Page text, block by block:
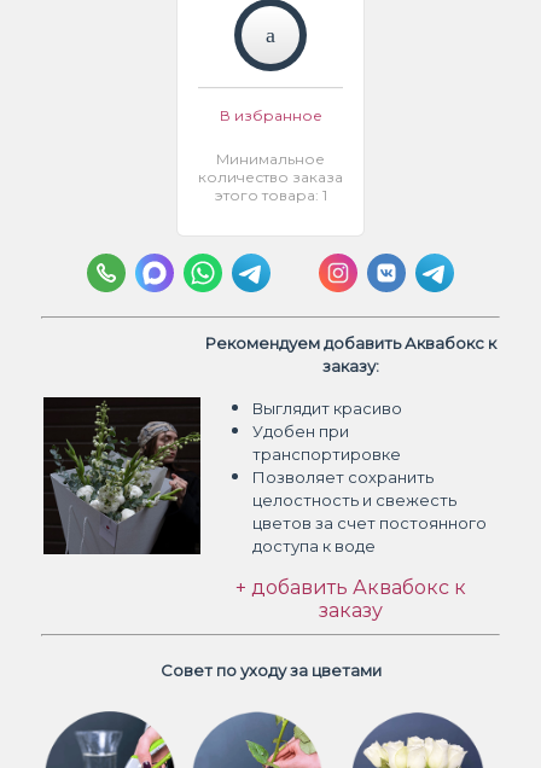
В избранное
Минимальное
количество заказа
этого товара: 1
Рекомендуем добавить Аквабокс к
заказу:
Выглядит красиво
Удобен при
транспортировке
Позволяет сохранить
целостность и свежесть
цветов за счет постоянного
доступа к воде
+ добавить Аквабокс к
заказу
Совет по уходу за цветами